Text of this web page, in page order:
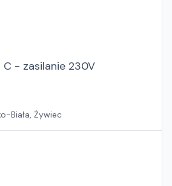
C - zasilanie 230V
Biała, Żywiec